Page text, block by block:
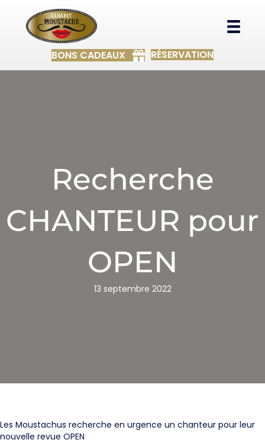
BONS CADEAUX RÉSERVATION
Recherche
CHANTEUR pour
OPEN
13 septembre 2022
Les Moustachus recherche en urgence un chanteur pour leur
nouvelle revue OPEN